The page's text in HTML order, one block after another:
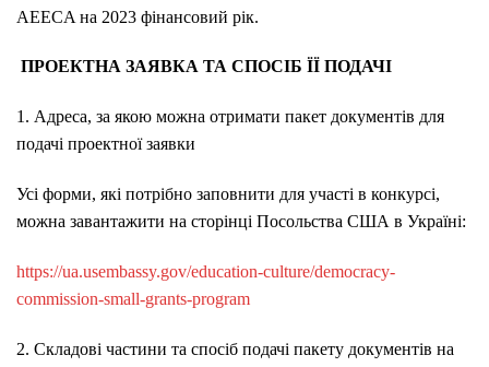
AEECA на 2023 фінансовий рік.
ПРОЕКТНА ЗАЯВКА ТА СПОСІБ ЇЇ ПОДАЧІ
1. Адреса, за якою можна отримати пакет документів для
подачі проектної заявки
Усі форми, які потрібно заповнити для участі в конкурсі,
можна завантажити на сторінці Посольства США в Україні:
https://ua.usembassy.gov/education-culture/democracy-
commission-small-grants-program
2. Складові частини та спосіб подачі пакету документів на